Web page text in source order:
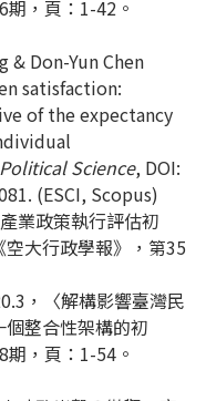
，頁：1-42。
& Don-Yun Chen
satisfaction:
of the expectancy
Science, DOI:
(ESCI, Scopus)
業政策執行評估初
大行政學報》，第35
，〈解構影響臺灣民
整合性架構的初
，頁：1-54。